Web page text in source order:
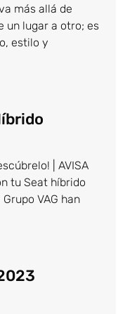
más allá de
un lugar a otro; es
estilo y
| AVISA
tu Seat híbrido
VAG han